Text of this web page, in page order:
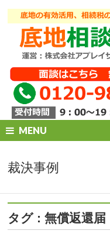
MENU
裁決事例
タグ : 無償返還届